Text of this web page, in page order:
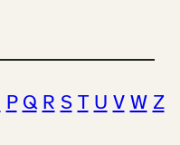
P Q R S T U V W Z